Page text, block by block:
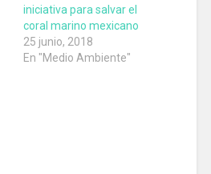
iniciativa para salvar el
coral marino mexicano
25 junio, 2018
En "Medio Ambiente"